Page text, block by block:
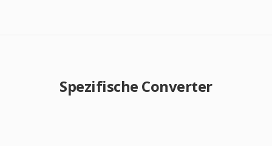
Spezifische Converter